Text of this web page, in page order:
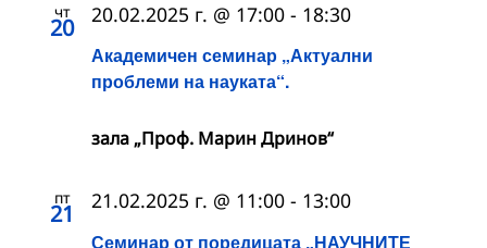
чт
20
Академичен семинар „Актуални
проблеми на науката“.
20.02.2025 г. @ 17:00 - 18:30
зала „Проф. Марин Дринов“
пт
21
Семинар от поредицата „НАУЧНИТЕ
21.02.2025 г. @ 11:00 - 13:00